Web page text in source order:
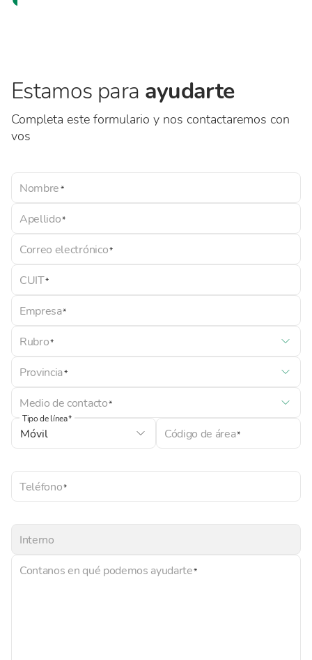
Estamos para ayudarte
Completa este formulario y nos contactaremos con
vos
Nombre
Apellido
Correo electrónico
CUIT
Empresa
Rubro
Provincia
Medio de contacto
Tipo de línea
Código de área
Interno
Teléfono
Contanos en qué podemos ayudarte